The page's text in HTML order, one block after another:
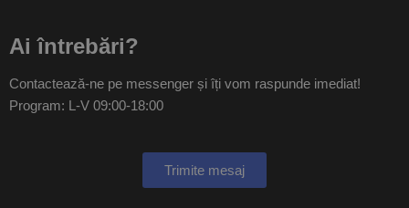
Ai întrebări?
Contactează-ne pe messenger și îți vom raspunde imediat!
Program: L-V 09:00-18:00
Trimite mesaj